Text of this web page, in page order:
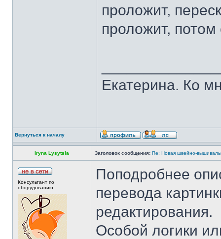
проложит,
проложит, потом
Екатерина. Ко
Вернуться к началу
Iryna Lysytsia Заголовок сообщения: Re: Новая швейно-
Консультант по
оборудованию
Поподробнее
перевода
редактирования.
Особой логики